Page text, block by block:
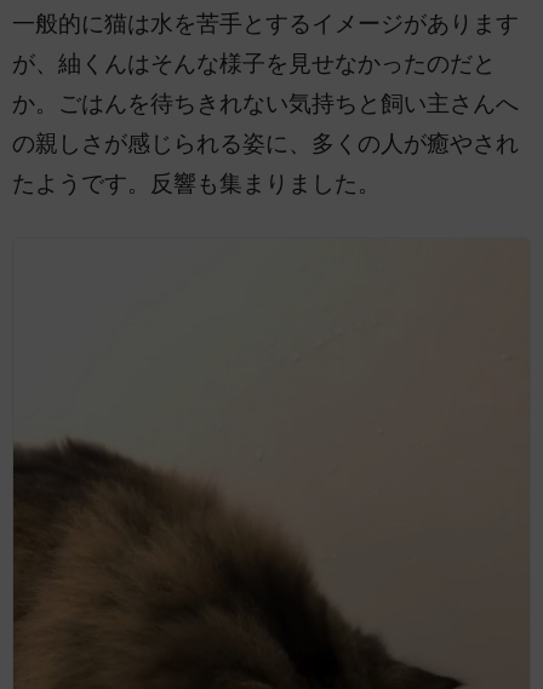
一般的に猫は水を苦手とするイメージがあります
が、紬くんはそんな様子を見せなかったのだと
か。ごはんを待ちきれない気持ちと飼い主さんへ
の親しさが感じられる姿に、多くの人が癒やされ
たようです。反響も集まりました。